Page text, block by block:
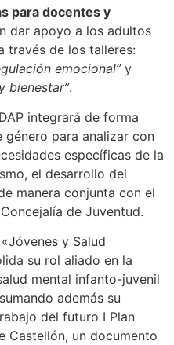
para docentes y
dar apoyo a los adultos
través de los talleres:
emocional”y
bienestar”.
integrará de forma
para analizar con
específicas de la
el desarrollo del
manera conjunta con el
de Juventud.
y Salud
su rol aliado en la
mental infanto-juvenil
además su
del futuro I Plan
Castellón, un documento